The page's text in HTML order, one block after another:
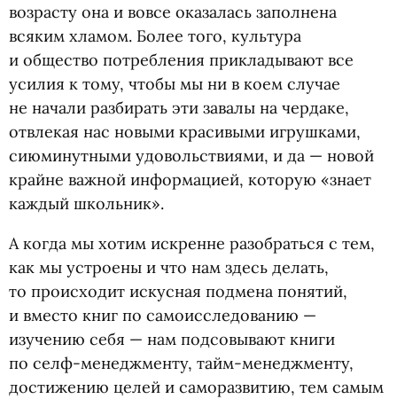
возрасту она и вовсе оказалась заполнена
всяким хламом. Более того, культура
и общество потребления прикладывают все
усилия к тому, чтобы мы ни в коем случае
не начали разбирать эти завалы на чердаке,
отвлекая нас новыми красивыми игрушками,
сиюминутными удовольствиями, и да — новой
крайне важной информацией, которую «знает
каждый школьник».
А когда мы хотим искренне разобраться с тем,
как мы устроены и что нам здесь делать,
то происходит искусная подмена понятий,
и вместо книг по самоисследованию —
изучению себя — нам подсовывают книги
по селф-менеджменту, тайм-менеджменту,
достижению целей и саморазвитию, тем самым